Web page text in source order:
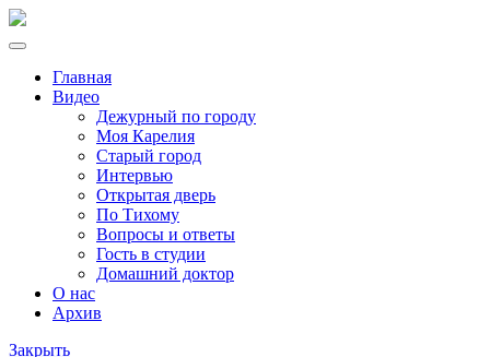
Главная
Видео
Дежурный по городу
Моя Карелия
Старый город
Интервью
Открытая дверь
По Тихому
Вопросы и ответы
Гость в студии
Домашний доктор
О нас
Архив
Закрыть